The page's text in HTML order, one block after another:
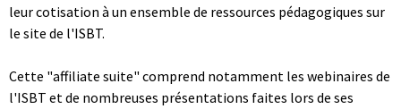
leur cotisation à un ensemble de ressources pédagogiques sur
le site de l'ISBT.
Cette "affiliate suite" comprend notamment les webinaires de
l'ISBT et de nombreuses présentations faites lors de ses